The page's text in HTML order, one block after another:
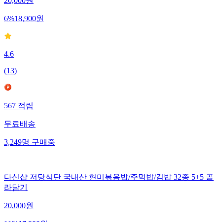
20,000원
6%18,900원
4.6
(13)
567적립
무료배송
3,249명구매중
다신샵 저당식단 국내산 현미볶음밥/주먹밥/김밥 32종 5+5 골
라담기
20,000원